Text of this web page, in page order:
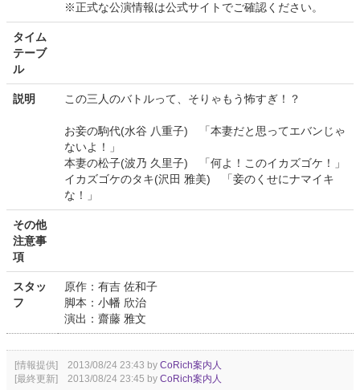
※正式な公演情報は公式サイトでご確認ください。
タイム
テーブ
ル
説明 この三人のバトルって、そりゃもう怖すぎ！？
お妾の駒代(水谷 八重子) 「本妻だと思ってエバンじゃ
ないよ！」
本妻の松子(波乃 久里子) 「何よ！このイカズゴケ！」
イカズゴケのタキ(沢田 雅美) 「妾のくせにナマイキ
な！」
その他
注意事
項
スタッ
フ
原作：有吉 佐和子
脚本：小幡 欣治
演出：齋藤 雅文
[情報提供] 2013/08/24 23:43 by CoRich案内人
[最終更新] 2013/08/24 23:45 by CoRich案内人